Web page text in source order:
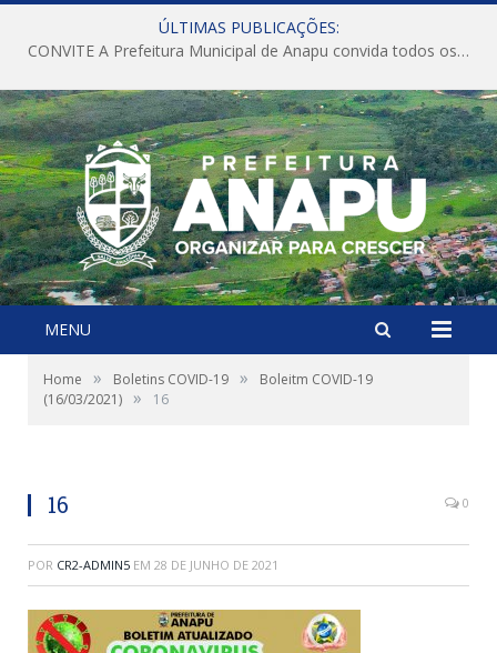
ÚLTIMAS PUBLICAÇÕES:
CONVITE A Prefeitura Municipal de Anapu convida todos os servidores públicos municipais para participarem da Audiência Pública de discussão da Lei de Diretrizes Orçamentárias (LDO), importante instrumento de planejamento das ações e investimentos da Administração Pública para o próximo exercício financeiro.
MENU
Home » Boletins COVID-19 »
Boleitm COVID-19
(16/03/2021) » 16
16 0
POR CR2-ADMIN5 EM 28 DE JUNHO DE 2021